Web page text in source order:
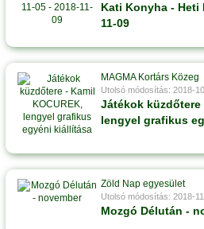
Kati Konyha - Heti
11-09
MAGMA Kortárs Közeg
Utolsó módosítás: 2018-
Játékok küzdőtere
lengyel grafikus
Zöld Nap egyesület
Utolsó módosítás: 2018-
Mozgó Délután -